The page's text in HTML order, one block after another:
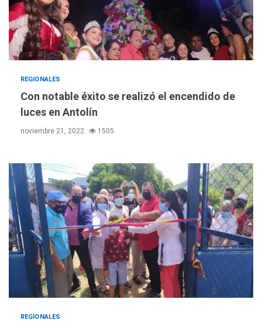
REGIONALES
Con notable éxito se realizó el encendido de
luces en Antolín
noviembre 21, 2022 1505
REGIONALES